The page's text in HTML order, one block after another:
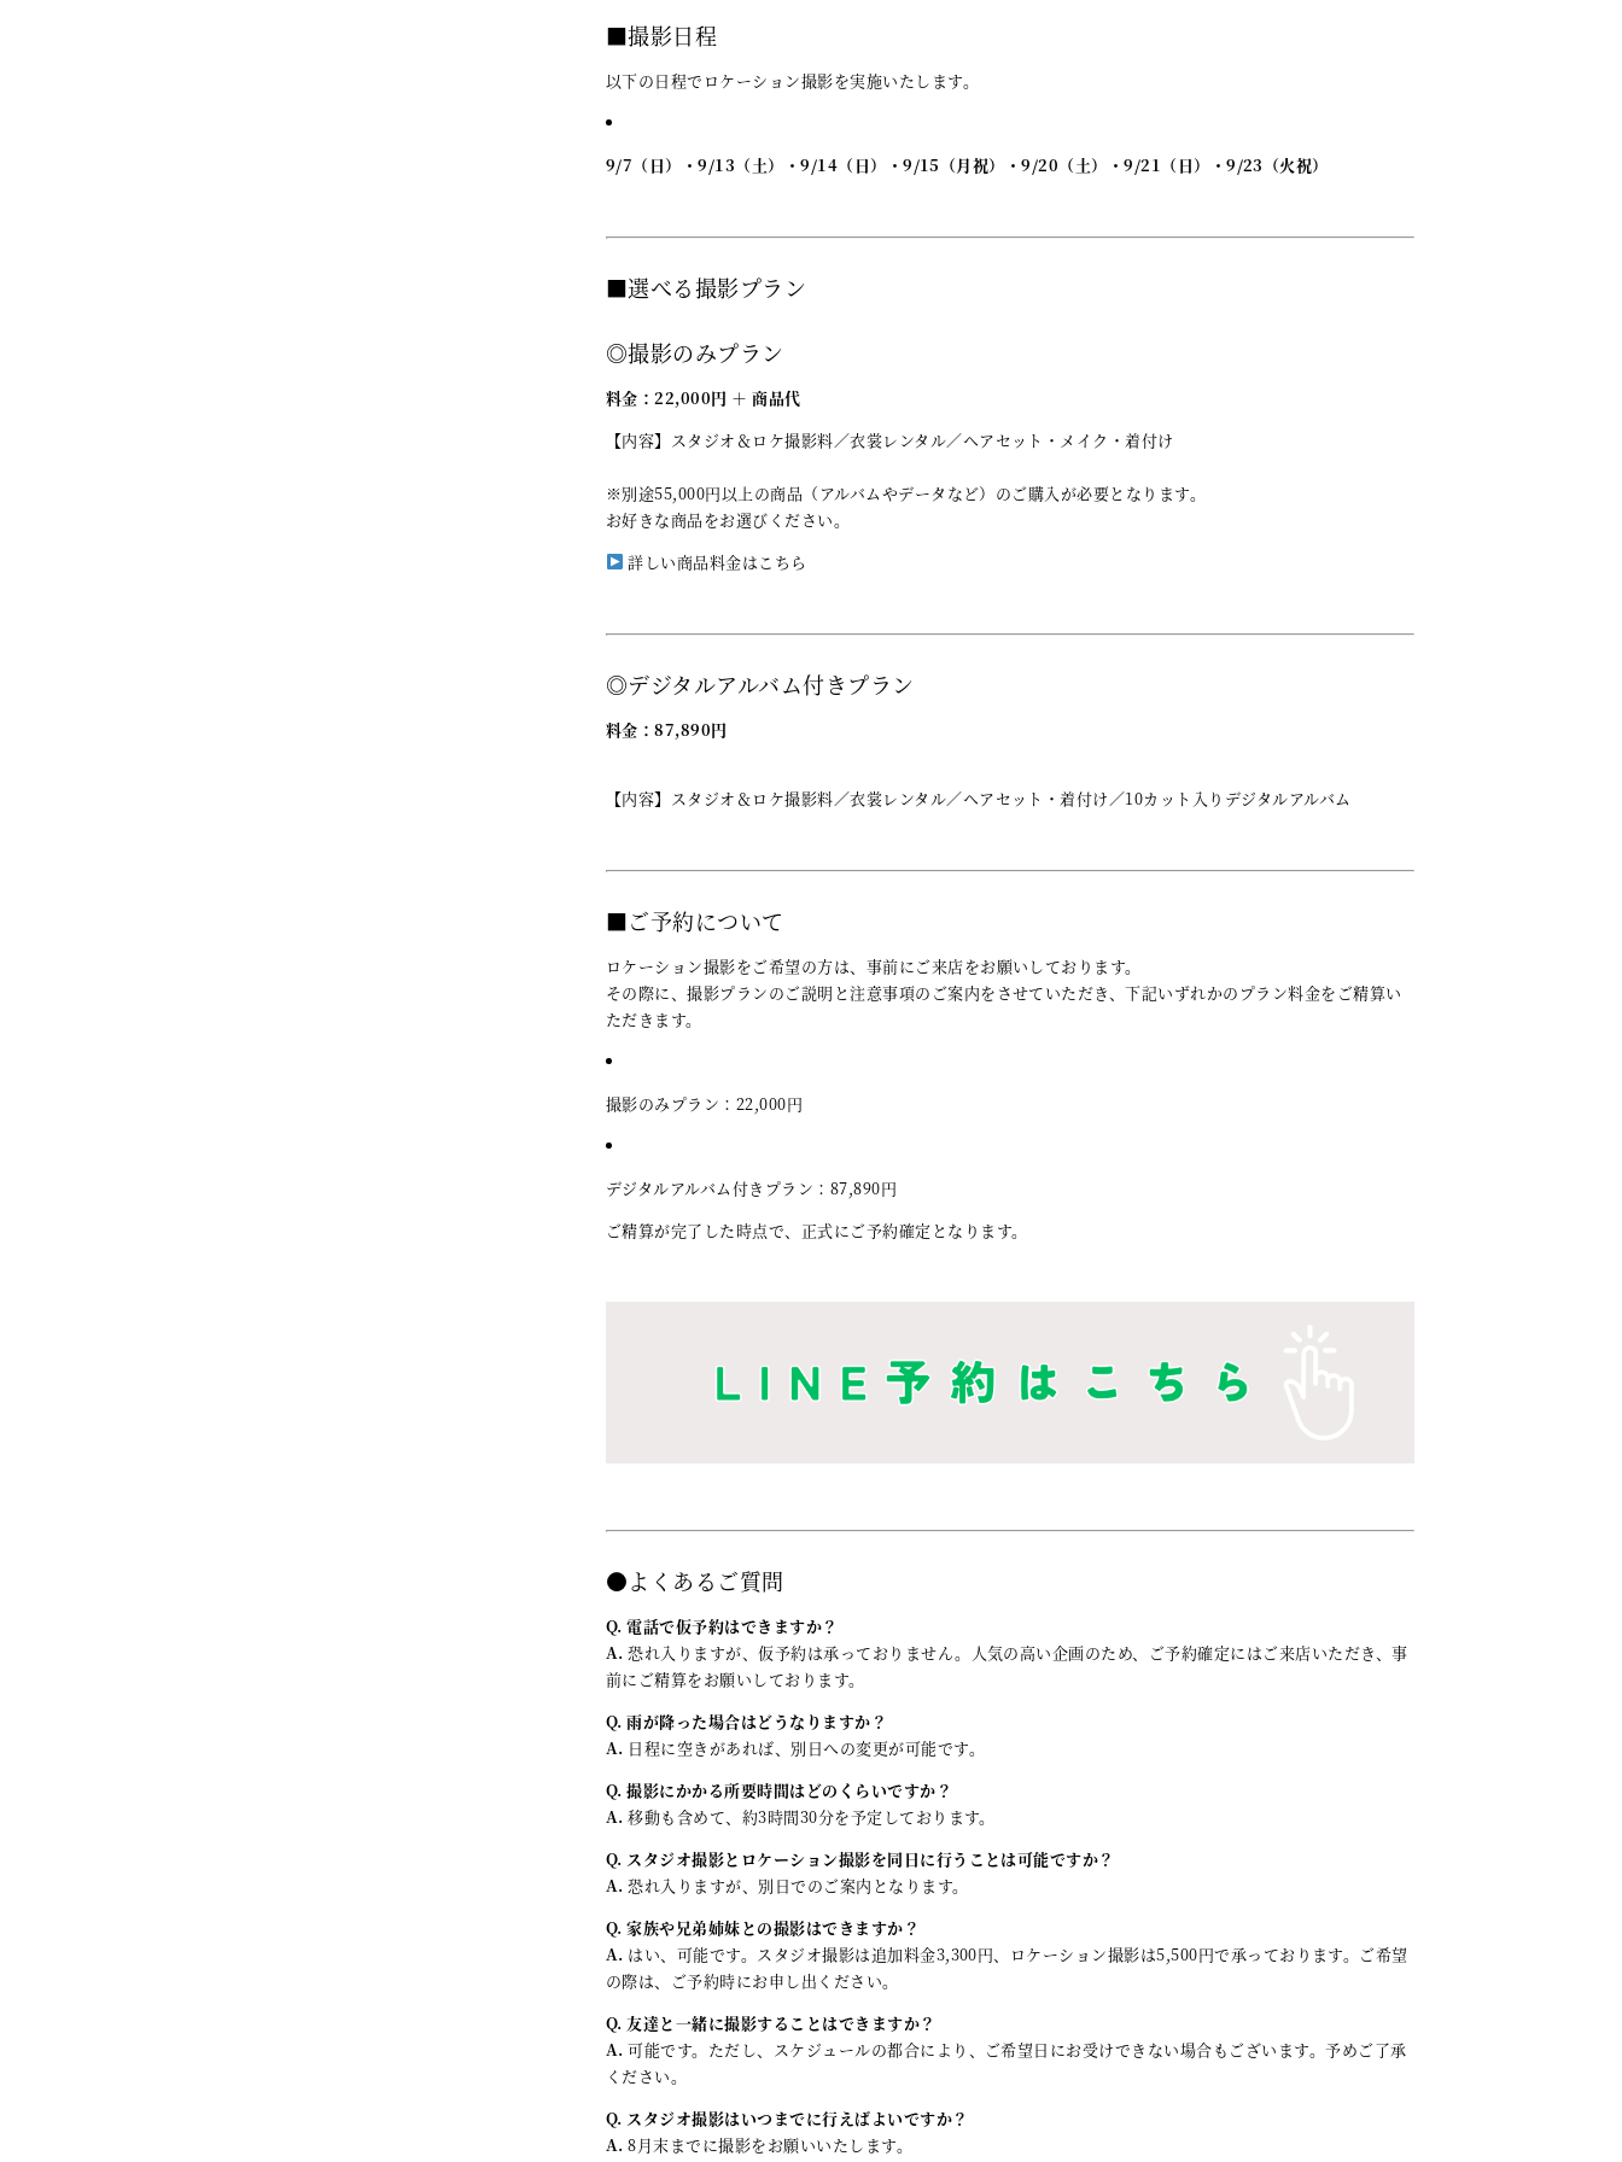
■撮影日程
以下の日程でロケーション撮影を実施いたします。
9/7（日）・9/13（土）・9/14（日）・9/15（月祝）・9/20（土）・9/21（日）・9/23（火祝）
■選べる撮影プラン
◎撮影のみプラン
料金：22,000円 ＋ 商品代
【内容】スタジオ＆ロケ撮影料／衣裳レンタル／ヘアセット・メイク・着付け
※別途55,000円以上の商品（アルバムやデータなど）のご購入が必要となります。
お好きな商品をお選びください。
詳しい商品料金はこちら
◎デジタルアルバム付きプラン
料金：87,890円
【内容】スタジオ＆ロケ撮影料／衣裳レンタル／ヘアセット・着付け／10カット入りデジタルアルバム
■ご予約について
ロケーション撮影をご希望の方は、事前にご来店をお願いしております。
その際に、撮影プランのご説明と注意事項のご案内をさせていただき、下記いずれかのプラン料金をご精算い
ただきます。
撮影のみプラン：22,000円
デジタルアルバム付きプラン：87,890円
ご精算が完了した時点で、正式にご予約確定となります。
●よくあるご質問
Q. 電話で仮予約はできますか？
A. 恐れ入りますが、仮予約は承っておりません。人気の高い企画のため、ご予約確定にはご来店いただき、事
前にご精算をお願いしております。
Q. 雨が降った場合はどうなりますか？
A. 日程に空きがあれば、別日への変更が可能です。
Q. 撮影にかかる所要時間はどのくらいですか？
A. 移動も含めて、約3時間30分を予定しております。
Q. スタジオ撮影とロケーション撮影を同日に行うことは可能ですか？
A. 恐れ入りますが、別日でのご案内となります。
Q. 家族や兄弟姉妹との撮影はできますか？
A. はい、可能です。スタジオ撮影は追加料金3,300円、ロケーション撮影は5,500円で承っております。ご希望
の際は、ご予約時にお申し出ください。
Q. 友達と一緒に撮影することはできますか？
A. 可能です。ただし、スケジュールの都合により、ご希望日にお受けできない場合もございます。予めご了承
ください。
Q. スタジオ撮影はいつまでに行えばよいですか？
A. 8月末までに撮影をお願いいたします。